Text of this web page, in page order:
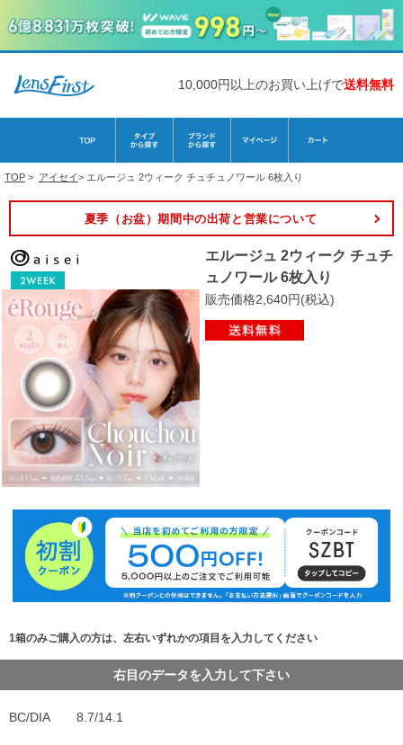
10,000円以上のお買い上げで送料無料
TOP > アイセイ> エルージュ 2ウィーク チュチュノワール 6枚入り
夏季（お盆）期間中の出荷と営業について
エルージュ 2ウィーク チュチ
ュノワール 6枚入り
販売価格2,640円(税込)
1箱のみご購入の方は、左右いずれかの項目を入力してください
右目のデータを入力して下さい
BC/DIA 8.7/14.1